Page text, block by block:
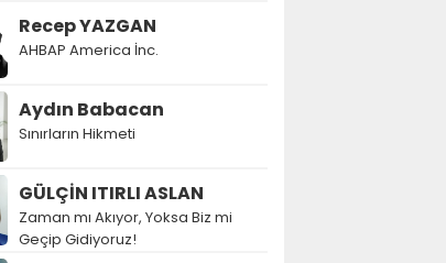
Recep YAZGAN
AHBAP America İnc.
Aydın Babacan
Sınırların Hikmeti
GÜLÇİN ITIRLI ASLAN
Zaman mı Akıyor, Yoksa Biz mi
Geçip Gidiyoruz!